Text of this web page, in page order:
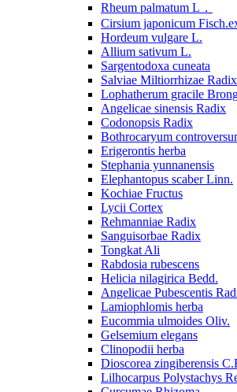
Rheum palmatum L．
Cirsium japonicum
Hordeum vulgare L.
Allium sativum L.
Sargentodoxa cuneata
Salviae Miltiorrhizae
Lophatherum gracile
Angelicae sinensis Radix
Codonopsis Radix
Bothrocaryum
Erigerontis herba
Stephania yunnanensis
Elephantopus scaber Linn.
Kochiae Fructus
Lycii Cortex
Rehmanniae Radix
Sanguisorbae Radix
Tongkat Ali
Rabdosia rubescens
Helicia nilagirica Bedd.
Angelicae Pubescentis
Lamiophlomis herba
Eucommia ulmoides Oliv.
Gelsemium elegans
Clinopodii herba
Dioscorea zingiberensis
Lilhocarpus Polystachys